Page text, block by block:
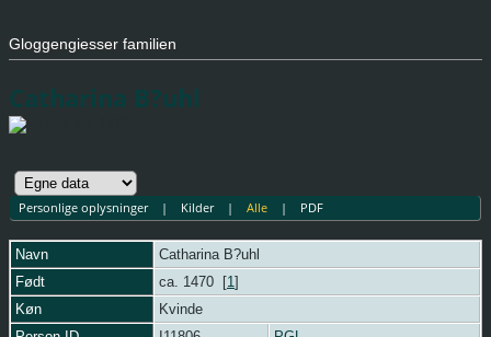
Gloggengiesser familien
Catharina B?uhl
Personlige oplysninger| Kilder| Alle| PDF
Navn Catharina B?uhl
Født
ca. 1470 [1]
Køn
Kvinde